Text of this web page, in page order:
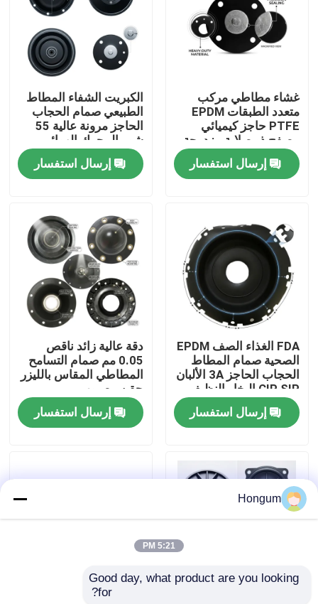
المنتجات
حولنا
جولة في المصنع
مراقبة الجودة
أخبار
القضايا
اطلب اقتباس
الأختام المطاطية الغشائية
غشاء مطاطي مركب
متعدد الطبقات EPDM
PTFE حاجز كيميائي
مصفح ذو صلابة مزدوجة
إرسال استفسار
الكبريت الشفاء المطاط
الطبيعي صمام الحجاب
الحاجز مرونة عالية 55
شور المحرك الهوائي
OEM
إرسال استفسار
FDA الغذاء الصف EPDM
الصحية صمام المطاط
الحجاب الحاجز 3A الألبان
CIP SIP البخار النظيف
متوافق
إرسال استفسار
دقة عالية زائد ناقص
0.05 مم صمام التسامح
المطاطي المقاس بالليزر
حقن مصبوب
إرسال استفسار
FVMQ صمام
Hongum
5:21 PM
Good day, what product are you looking
for?